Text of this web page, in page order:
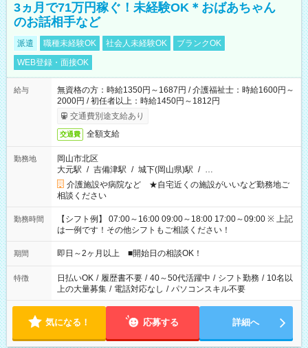
3ヵ月で71万円稼ぐ！未経験OK＊おばあちゃん
のお話相手など
派遣 職種未経験OK 社会人未経験OK
ブランクOK
WEB登録・面接OK
給与
無資格の方：時給1350円～1687円 / 介護福祉士：時給1600円～
2000円 / 初任者以上：時給1450円～1812円
交通費別途支給あり
交通費 全額支給
勤務地
岡山市北区
大元駅 / 吉備津駅 / 城下(岡山県)駅 / …
介護施設や病院など ★自宅近くの施設がいいなど勤務地ご
相談ください
勤務時間
【シフト例】 07:00～16:00 09:00～18:00 17:00～09:00 ※ 上記
は一例です！その他シフトもご相談ください！
期間 即日～2ヶ月以上 ■開始日の相談OK！
特徴 日払いOK / 履歴書不要 / 40～50代活躍中 / シフト勤務 / 10名以
上の大量募集 / 電話対応なし / パソコンスキル不要
気になる！ 応募する 詳細へ